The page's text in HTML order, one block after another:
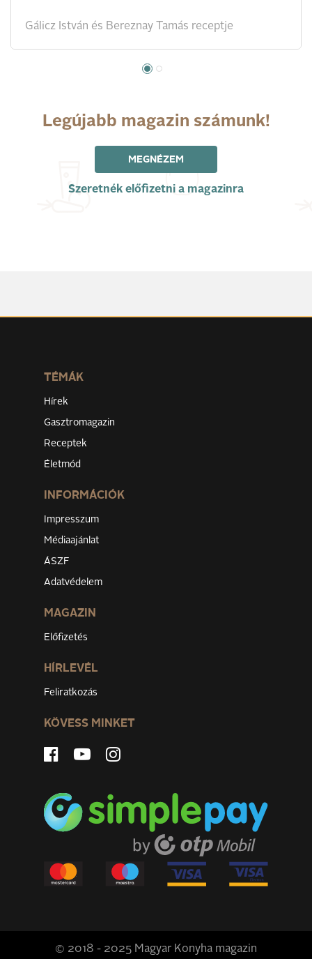
Gálicz István és Bereznay Tamás receptje
Legújabb magazin számunk!
MEGNÉZEM
Szeretnék előfizetni a magazinra
TÉMÁK
Hírek
Gasztromagazin
Receptek
Életmód
INFORMÁCIÓK
Impresszum
Médiaajánlat
ÁSZF
Adatvédelem
MAGAZIN
Előfizetés
HÍRLEVÉL
Feliratkozás
KÖVESS MINKET
© 2018 - 2025 Magyar Konyha magazin